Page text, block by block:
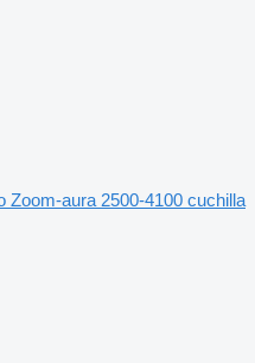
Zoom-aura 2500-4100 cuchilla